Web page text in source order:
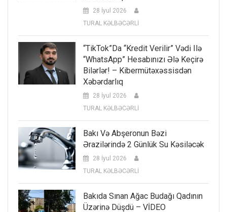
28 İyul 2026
TURAL KƏLBƏCƏRLİ
“TikTok”da “kredit Verilir” Vədi Ilə
“WhatsApp” Hesabınızı Ələ Keçirə
Bilərlər! – Kibermütəxəssisdən
Xəbərdarlıq
28 İyul 2026
TURAL KƏLBƏCƏRLİ
Bakı Və Abşeronun Bəzi
Ərazilərində 2 Günlük Su Kəsiləcək
28 İyul 2026
TURAL KƏLBƏCƏRLİ
Bakıda Sınan Ağac Budağı Qadının
Üzərinə Düşdü – VİDEO